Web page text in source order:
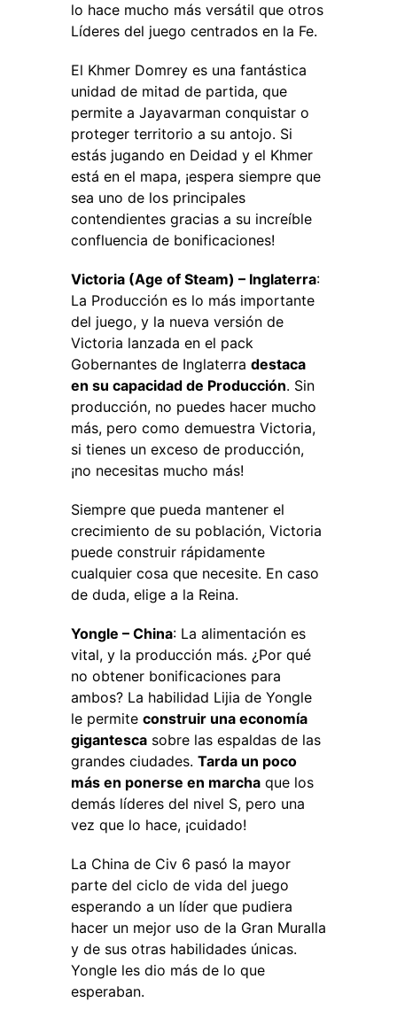
lo hace mucho más versátil que otros
Líderes del juego centrados en la Fe.
El Khmer Domrey es una fantástica
unidad de mitad de partida, que
permite a Jayavarman conquistar o
proteger territorio a su antojo. Si
estás jugando en Deidad y el Khmer
está en el mapa, ¡espera siempre que
sea uno de los principales
contendientes gracias a su increíble
confluencia de bonificaciones!
Victoria (Age of Steam) – Inglaterra:
La Producción es lo más importante
del juego, y la nueva versión de
Victoria lanzada en el pack
Gobernantes de Inglaterra destaca
en su capacidad de Producción. Sin
producción, no puedes hacer mucho
más, pero como demuestra Victoria,
si tienes un exceso de producción,
¡no necesitas mucho más!
Siempre que pueda mantener el
crecimiento de su población, Victoria
puede construir rápidamente
cualquier cosa que necesite. En caso
de duda, elige a la Reina.
Yongle – China: La alimentación es
vital, y la producción más. ¿Por qué
no obtener bonificaciones para
ambos? La habilidad Lijia de Yongle
le permite construir una economía
gigantesca sobre las espaldas de las
grandes ciudades. Tarda un poco
más en ponerse en marcha que los
demás líderes del nivel S, pero una
vez que lo hace, ¡cuidado!
La China de Civ 6 pasó la mayor
parte del ciclo de vida del juego
esperando a un líder que pudiera
hacer un mejor uso de la Gran Muralla
y de sus otras habilidades únicas.
Yongle les dio más de lo que
esperaban.